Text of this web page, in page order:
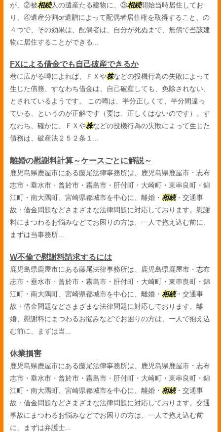
が、②被相続人の遺産たる建物に、③相続開始当時居住してお
り、④遺産分割or遺贈によって配偶者居住権を取得すること、の
４つで、その効果は、配偶者は、自分が死ぬまで、無償で当該建
物に居住することができる...
FXによる借金でも自己破産できるか
巷に広がる噂によれば、ＦＸや株などの投機行為の失敗によって
生じた債務、すなわち借金は、自己破産しても、免除されない、
とされているようです。 この噂は、半分正しくて、半分間違っ
ている、というのが正解です（要は、正しくはないのです）。す
なわち、確かに、ＦＸや株などの投機行為の失敗によって生じた
債務は、破産法２５２条１...
離婚の慰謝料計算～ケースごとに解説～
鹿児島県鹿屋市にある藤尾法律事務所は、鹿児島県鹿屋市・志布
志市・垂水市・曾於市・霧島市・肝付町・大崎町・東串良町・錦
江町・南大隅町、宮崎県都城市を中心に、離婚・ 相続・交通事
故・借金問題などさまざまな法律問題に対応しております。慰謝
料にまつわるお悩みなどでお困りの方は、一人で抱え込む前に、
まずは当事務所...
W不倫で慰謝料請求するには
鹿児島県鹿屋市にある藤尾法律事務所は、鹿児島県鹿屋市・志布
志市・垂水市・曾於市・霧島市・肝付町・大崎町・東串良町・錦
江町・南大隅町、宮崎県都城市を中心に、離婚・ 相続・交通事
故・借金問題などさまざまな法律問題に対応しております。離
婚、慰謝料にまつわるお悩みなどでお困りの方は、一人で抱え込
む前に、まずは当...
休業損害
鹿児島県鹿屋市にある藤尾法律事務所は、鹿児島県鹿屋市・志布
志市・垂水市・曾於市・霧島市・肝付町・大崎町・東串良町・錦
江町・南大隅町、宮崎県都城市を中心に、離婚・ 相続・交通事
故・借金問題などさまざまな法律問題に対応しております。交通
事故にまつわるお悩みなどでお困りの方は、一人で抱え込む前
に、まずは弁護士...